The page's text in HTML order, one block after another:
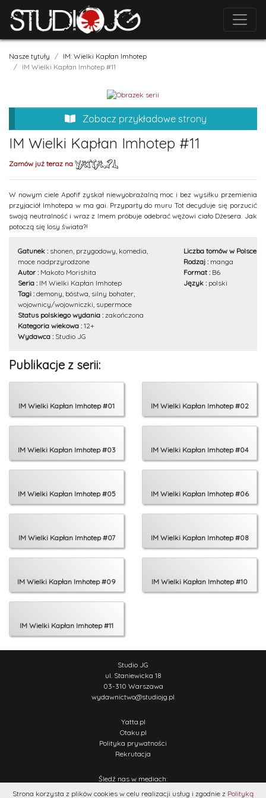
Nasze tytuły
IM: Wielki Kapłan Imhotep
IM Wielki Kapłan Imhotep #11
Zobacz przykładowe strony
IM Wielki Kapłan Imhotep #11
Zamów już teraz na
W nowym ciele Apofif zyskał niewyobrażalną moc i bez wysiłku przemienia
przyjaciół Imhotepa w ma gai. Przyparty do muru Tot decyduje się porzucić
swoją neutralność i wraz z Imem próbuje odebrać wężowi ciało Dżesera. Jak
potoczą się losy świata?!
Gatunek : shonen, przygodowy, komedia,
moce nadprzyrodzone
Autor : Makoto Morishita
Seria : IM Wielki Kapłan Imhotep
Tagi : demony, bóstwa, silny bohater,
wojownicy/wojowniczki, supermoce
Status polskiego wydania : zakończona
Kategoria wiekowa : 12+
Wydawca : Studio JG
Liczba tomów w Polsce :
Rodzaj : manga
Format : B6
Język : polski
Publikacje z serii:
IM Wielki Kapłan Imhotep #01 IM Wielki Kapłan Imhotep #02
IM Wielki Kapłan Imhotep #03 IM Wielki Kapłan Imhotep #04
IM Wielki Kapłan Imhotep #05 IM Wielki Kapłan Imhotep #06
IM Wielki Kapłan Imhotep #07 IM Wielki Kapłan Imhotep #08
IM Wielki Kapłan Imhotep #09 IM Wielki Kapłan Imhotep #10
IM Wielki Kapłan Imhotep #11
Strona korzysta z plików cookies w celu realizacji usług i zgodnie z Polityką
Studio JG
ul. Staniewicka 18
03-310 Warszawa
wydawnictwo@studiojg.pl
Yatta.pl
Otaku.pl
Polityka prywatności
Rekrutacja
Śledź nas w mediach: